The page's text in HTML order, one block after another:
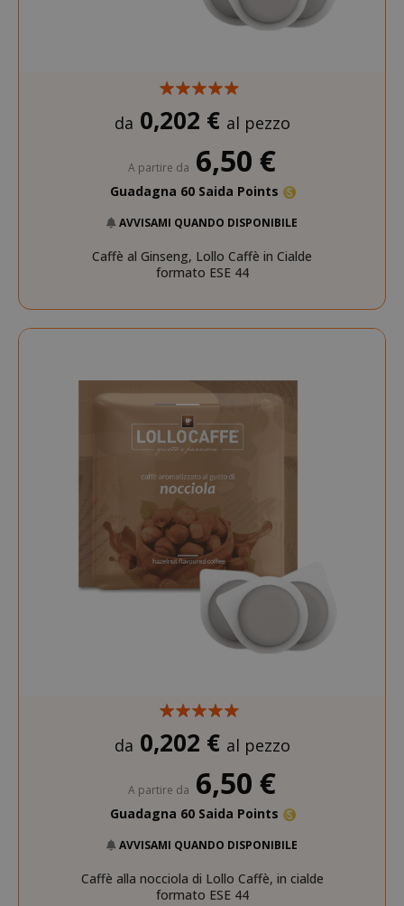
da 0,202 € al pezzo
A partire da 6,50 €
Guadagna 60 Saida Points
AVVISAMI QUANDO DISPONIBILE
Caffè al Ginseng, Lollo Caffè in Cialde
formato ESE 44
da 0,202 € al pezzo
A partire da 6,50 €
Guadagna 60 Saida Points
AVVISAMI QUANDO DISPONIBILE
Caffè alla nocciola di Lollo Caffè, in cialde
formato ESE 44